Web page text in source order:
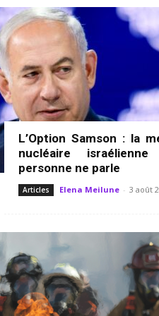
L’Option Samson : la
nucléaire
personne ne parle
Articles Elena Meilune - 3 août